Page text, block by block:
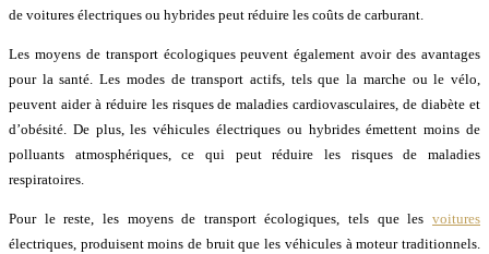
de voitures électriques ou hybrides peut réduire les coûts de carburant.
Les moyens de transport écologiques peuvent également avoir des avantages
pour la santé. Les modes de transport actifs, tels que la marche ou le vélo,
peuvent aider à réduire les risques de maladies cardiovasculaires, de diabète et
d’obésité. De plus, les véhicules électriques ou hybrides émettent moins de
polluants atmosphériques, ce qui peut réduire les risques de maladies
respiratoires.
Pour le reste, les moyens de transport écologiques, tels que les voitures
électriques, produisent moins de bruit que les véhicules à moteur traditionnels.